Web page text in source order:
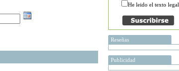
He leido el texto legal
Reseñas
Publicidad